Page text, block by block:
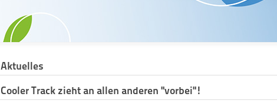
Aktuelles
Cooler Track zieht an allen anderen "vorbei"!